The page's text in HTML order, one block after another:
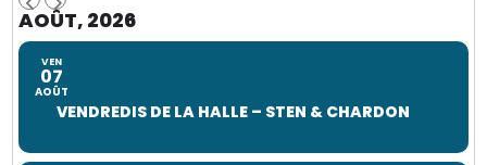
AOÛT, 2026
VEN
07
AOÛT
VENDREDIS DE LA HALLE – STEN & CHARDON